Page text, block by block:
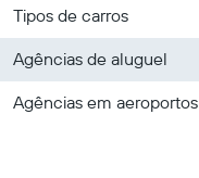
Tipos de carros
Agências de aluguel
Agências em aeroportos